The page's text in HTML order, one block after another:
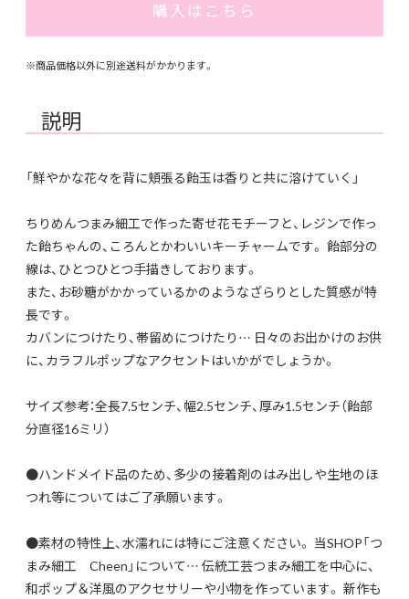
購入はこちら
※商品価格以外に別途送料がかかります。
説明
「鮮やかな花々を背に頬張る飴玉は香りと共に溶けていく」
ちりめんつまみ細工で作った寄せ花モチーフと、レジンで作っ
た飴ちゃんの、ころんとかわいいキーチャームです。 飴部分の
線は、ひとつひとつ手描きしております。
また、お砂糖がかかっているかのようなざらりとした質感が特
長です。
カバンにつけたり、帯留めにつけたり… 日々のお出かけのお供
に、カラフルポップなアクセントはいかがでしょうか。
サイズ参考：全長7.5センチ、幅2.5センチ、厚み1.5センチ（飴部
分直径16ミリ）
●ハンドメイド品のため、多少の接着剤のはみ出しや生地のほ
つれ等についてはご了承願います。
●素材の特性上、水濡れには特にご注意ください。 当SHOP「つ
まみ細工 Cheen」について… 伝統工芸つまみ細工を中心に、
和ポップ＆洋風のアクセサリーや小物を作っています。 新作も